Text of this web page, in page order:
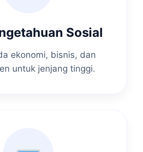
Sosial
ekonomi, bisnis, dan
untuk jenjang tinggi.